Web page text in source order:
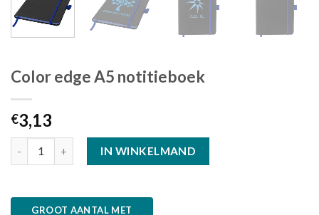
Color edge A5 notitieboek
€3,13
IN WINKELMAND